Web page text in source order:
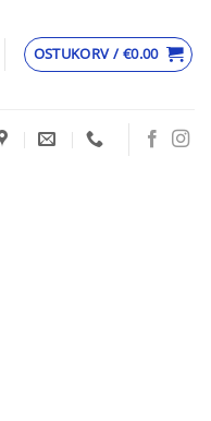
OSTUKORV / €0.00